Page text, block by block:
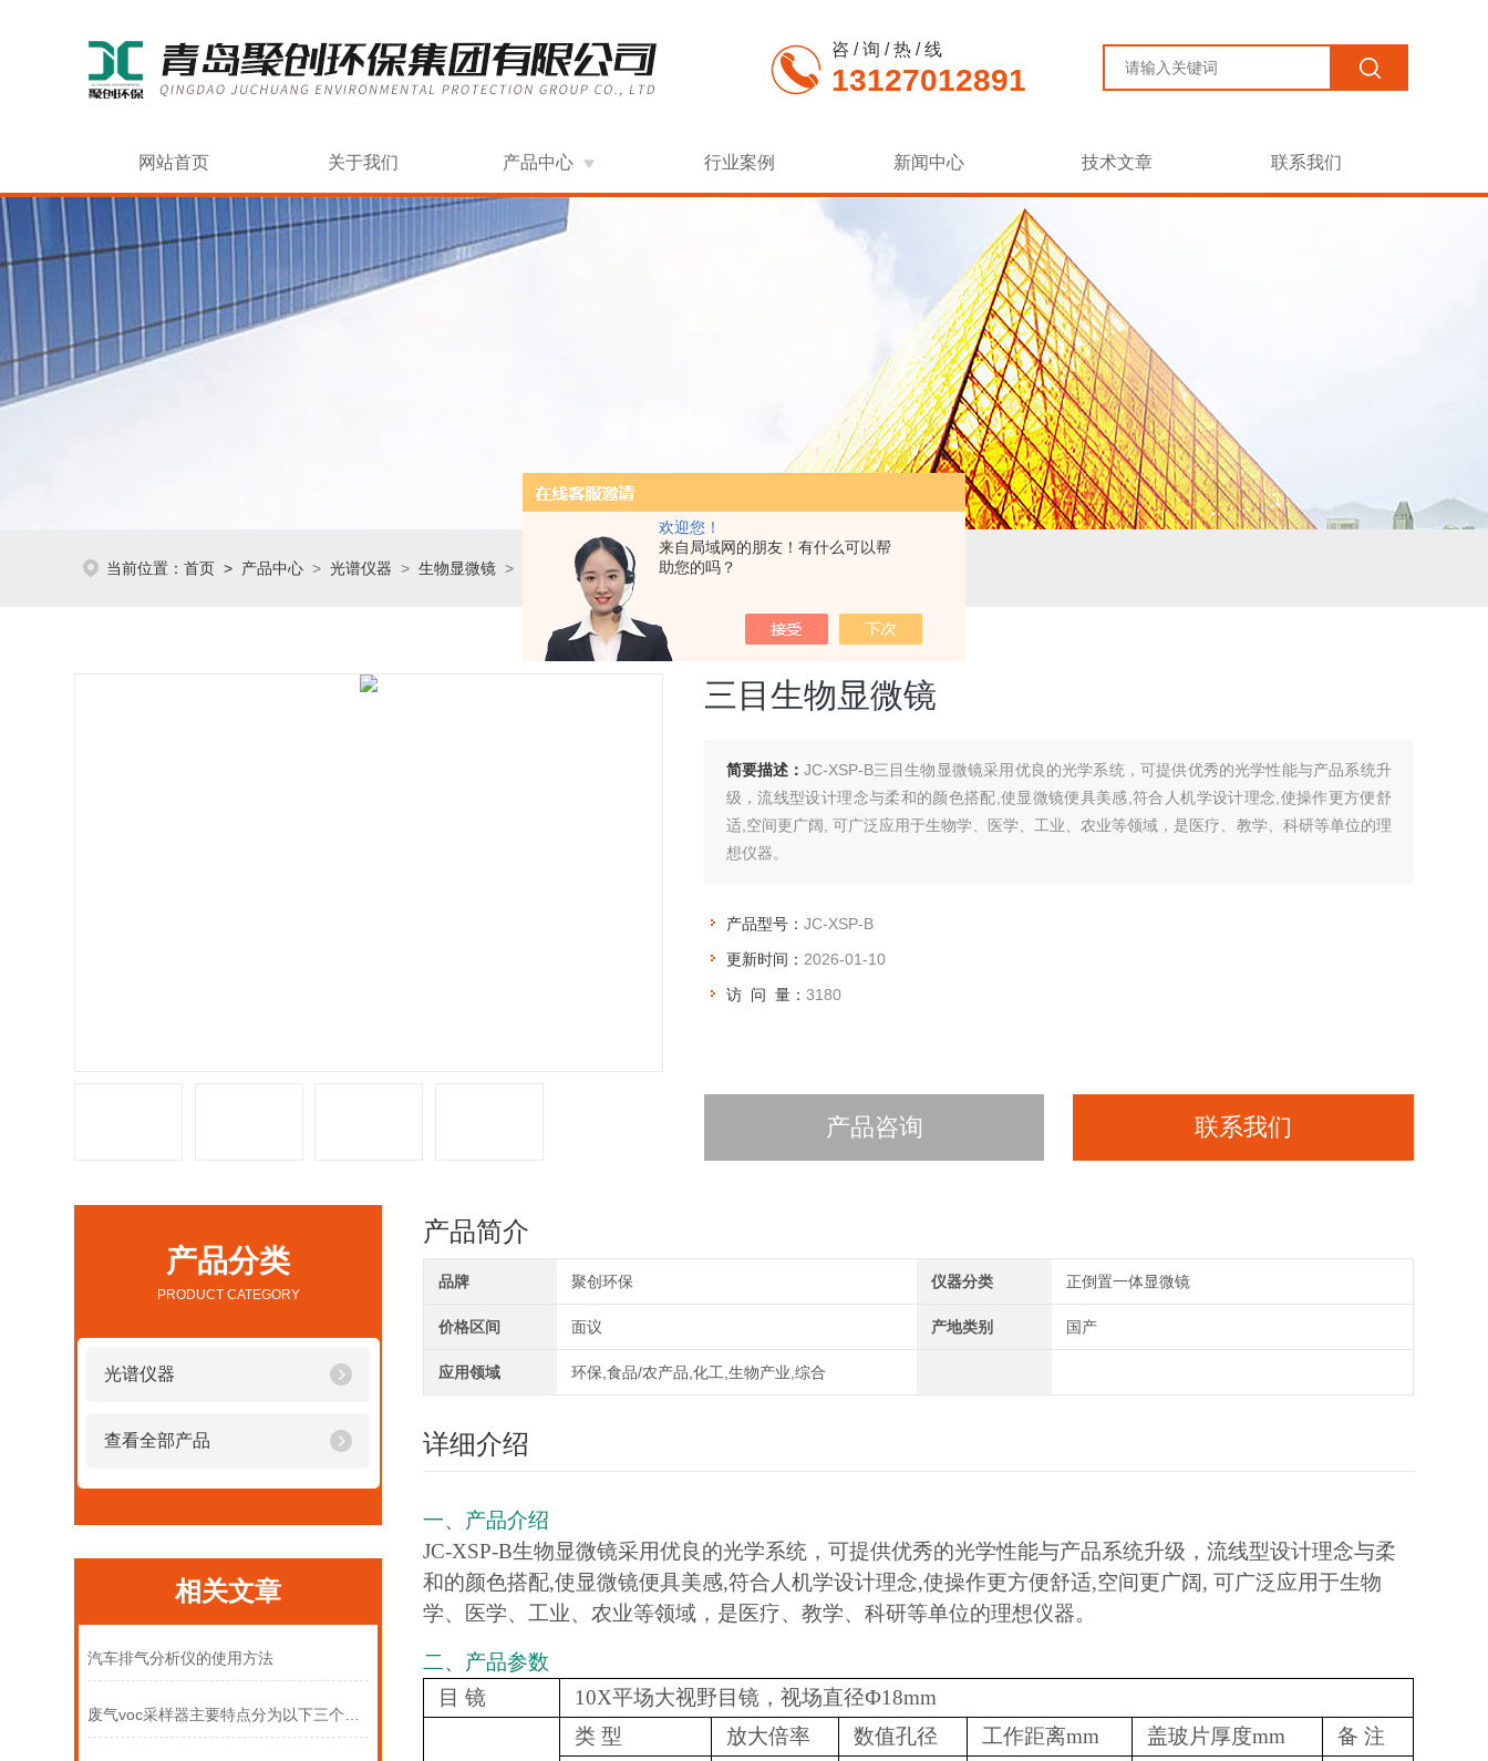
欢迎您！
来自局域网的朋友！有什么可以帮
助您的吗？
咨 / 询 / 热 / 线
13127012891
网站首页 关于我们 产品中心 行业案例 新闻中心 技术文章 联系我们
当前位置： 首页 > 产品中心 > 光谱仪器 > 生物显微镜 > JC-XSP-B三目生物显微镜
三目生物显微镜
简要描述： JC-XSP-B三目生物显微镜采用优良的光学系统，可提供优秀的光学性能与产品系统升
级，流线型设计理念与柔和的颜色搭配,使显微镜便具美感,符合人机学设计理念,使操作更方便舒
适,空间更广阔, 可广泛应用于生物学、医学、工业、农业等领域，是医疗、教学、科研等单位的理
想仪器。
产品型号： JC-XSP-B
更新时间： 2026-01-10
访 问 量： 3180
产品咨询 联系我们
产品分类
PRODUCT CATEGORY
光谱仪器
查看全部产品
相关文章
汽车排气分析仪的使用方法
产品简介
品牌 聚创环保 仪器分类 正倒置一体显微镜
价格区间 面议 产地类别 国产
应用领域 环保,食品/农产品,化工,生物产业,综合
详细介绍
一、产品介绍
JC-XSP-B生物显微镜采用优良的光学系统，可提供优秀的光学性能与产品系统升级，流线型设计理念与柔
和的颜色搭配,使显微镜便具美感,符合人机学设计理念,使操作更方便舒适,空间更广阔, 可广泛应用于生物
学、医学、工业、农业等领域，是医疗、教学、科研等单位的理想仪器。
二、产品参数
目 镜
10X平场大视野目镜，视场直径Ф18mm
类 型 放大倍率 数值孔径 工作距离mm 盖玻片厚度mm 备 注